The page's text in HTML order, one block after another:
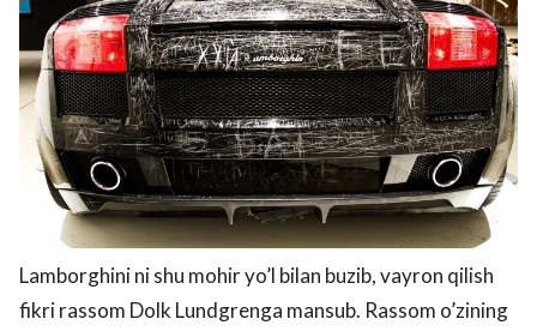
Lamborghini ni shu mohir yo’l bilan buzib, vayron qilish
fikri rassom Dolk Lundgrenga mansub. Rassom o’zining